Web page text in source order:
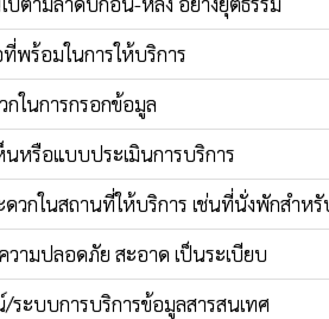
พร้อมในการให้บริการ
ในการกรอกข้อมูล
นหรือแบบประเมินการบริการ
ดวกในสถานที่ให้บริการ เช่นที่นั่งพักสำห
ามปลอดภัย สะอาด เป็นระเบียบ
ระบบการบริการข้อมูลสารสนเทศ